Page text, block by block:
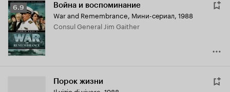
Рейтинг
Кинопоиска
6.9
6.9 Война и воспоминание
War and Remembrance, Мини-сериал, 1988
Consul General Jim Gaither
Порок жизни